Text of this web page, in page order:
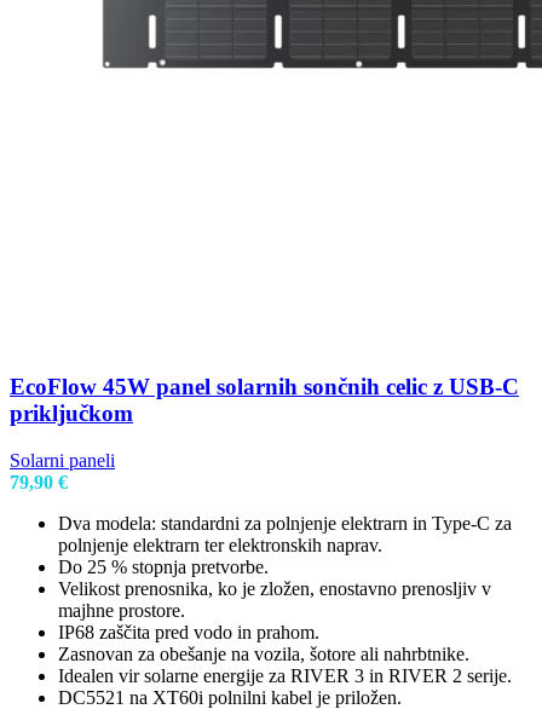
EcoFlow 45W panel solarnih sončnih celic z USB-C
priključkom
Solarni paneli
79,90 €
Dva modela: standardni za polnjenje elektrarn in Type-C za
polnjenje elektrarn ter elektronskih naprav.
Do 25 % stopnja pretvorbe.
Velikost prenosnika, ko je zložen, enostavno prenosljiv v
majhne prostore.
IP68 zaščita pred vodo in prahom.
Zasnovan za obešanje na vozila, šotore ali nahrbtnike.
Idealen vir solarne energije za RIVER 3 in RIVER 2 serije.
DC5521 na XT60i polnilni kabel je priložen.